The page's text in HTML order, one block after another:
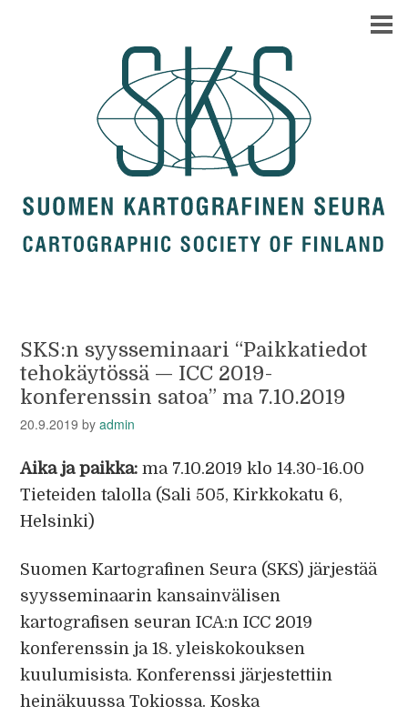
SKS:n syysseminaari “Paikkatiedot
tehokäytössä — ICC 2019-
konferenssin satoa” ma 7.10.2019
20.9.2019 byadmin
Aika ja paikka: ma 7.10.2019 klo 14.30-16.00
Tieteiden talolla (Sali 505, Kirkkokatu 6,
Helsinki)
Suomen Kartografinen Seura (SKS) järjestää
syysseminaarin kansainvälisen
kartografisen seuran ICA:n ICC 2019
konferenssin ja 18. yleiskokouksen
kuulumisista. Konferenssi järjestettiin
heinäkuussa Tokiossa. Koska